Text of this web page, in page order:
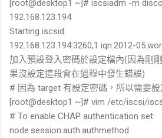
[root@desktop1 ~]# iscsiadm -m
192.168.123.194
Starting iscsid: [
192.168.123.194:3260,1 iqn.2012-
加入預設登入密碼於設定檔內(因為剛
果沒設定這段會在過程中發生錯誤)
# 因為 target 有設定密碼，所以需要設
[root@desktop1 ~]# vim /etc/iscsi/
# To enable CHAP authentication set
node.session.auth.authmethod